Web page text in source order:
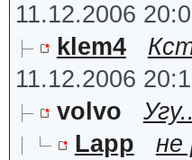
11.12.2006
klem4
11.12.2006
volvo
Lapp
не